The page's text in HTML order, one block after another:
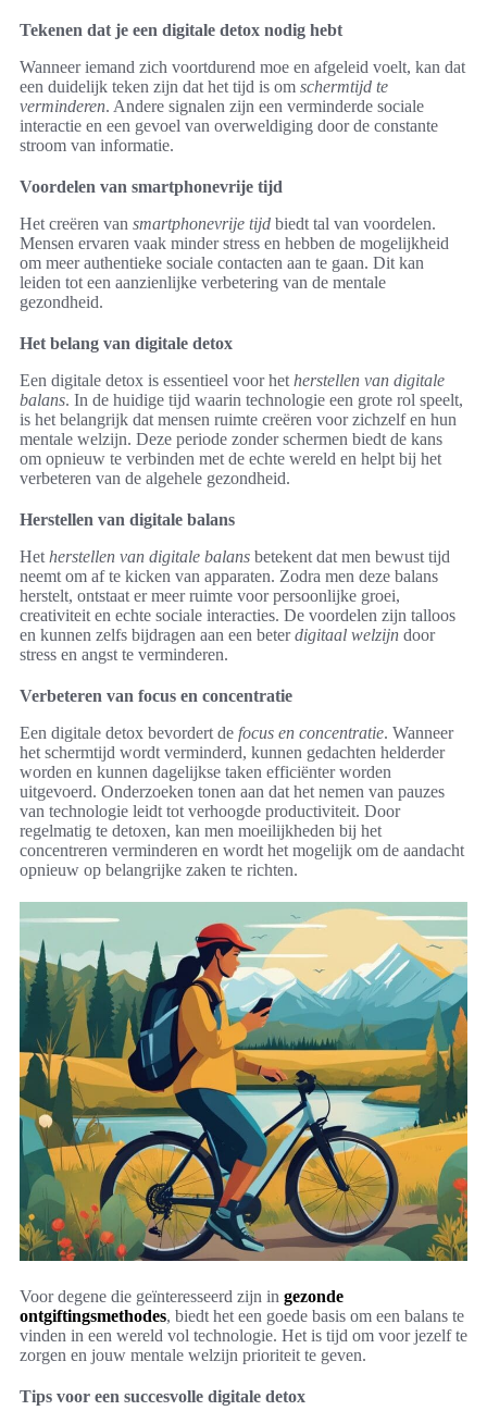
Tekenen dat je een digitale detox nodig hebt
Wanneer iemand zich voortdurend moe en afgeleid voelt, kan dat
een duidelijk teken zijn dat het tijd is om schermtijd te
verminderen. Andere signalen zijn een verminderde sociale
interactie en een gevoel van overweldiging door de constante
stroom van informatie.
Voordelen van smartphonevrije tijd
Het creëren van smartphonevrije tijd biedt tal van voordelen.
Mensen ervaren vaak minder stress en hebben de mogelijkheid
om meer authentieke sociale contacten aan te gaan. Dit kan
leiden tot een aanzienlijke verbetering van de mentale
gezondheid.
Het belang van digitale detox
Een digitale detox is essentieel voor het herstellen van digitale
balans. In de huidige tijd waarin technologie een grote rol speelt,
is het belangrijk dat mensen ruimte creëren voor zichzelf en hun
mentale welzijn. Deze periode zonder schermen biedt de kans
om opnieuw te verbinden met de echte wereld en helpt bij het
verbeteren van de algehele gezondheid.
Herstellen van digitale balans
Het herstellen van digitale balans betekent dat men bewust tijd
neemt om af te kicken van apparaten. Zodra men deze balans
herstelt, ontstaat er meer ruimte voor persoonlijke groei,
creativiteit en echte sociale interacties. De voordelen zijn talloos
en kunnen zelfs bijdragen aan een beterdigitaal welzijn door
stress en angst te verminderen.
Verbeteren van focus en concentratie
Een digitale detox bevordert de focus en concentratie. Wanneer
het schermtijd wordt verminderd, kunnen gedachten helderder
worden en kunnen dagelijkse taken efficiënter worden
uitgevoerd. Onderzoeken tonen aan dat het nemen van pauzes
van technologie leidt tot verhoogde productiviteit. Door
regelmatig te detoxen, kan men moeilijkheden bij het
concentreren verminderen en wordt het mogelijk om de aandacht
opnieuw op belangrijke zaken te richten.
Voor degene die geïnteresseerd zijn in gezonde
ontgiftingsmethodes, biedt het een goede basis om een balans te
vinden in een wereld vol technologie. Het is tijd om voor jezelf te
zorgen en jouw mentale welzijn prioriteit te geven.
Tips voor een succesvolle digitale detox